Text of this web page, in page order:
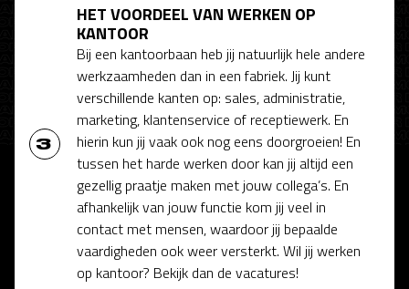
HET VOORDEEL VAN WERKEN OP
KANTOOR
Bij een kantoorbaan heb jij natuurlijk hele andere
werkzaamheden dan in een fabriek. Jij kunt
verschillende kanten op: sales, administratie,
marketing, klantenservice of receptiewerk. En
hierin kun jij vaak ook nog eens doorgroeien! En
tussen het harde werken door kan jij altijd een
gezellig praatje maken met jouw collega’s. En
afhankelijk van jouw functie kom jij veel in
contact met mensen, waardoor jij bepaalde
vaardigheden ook weer versterkt. Wil jij werken
op kantoor? Bekijk dan de vacatures!